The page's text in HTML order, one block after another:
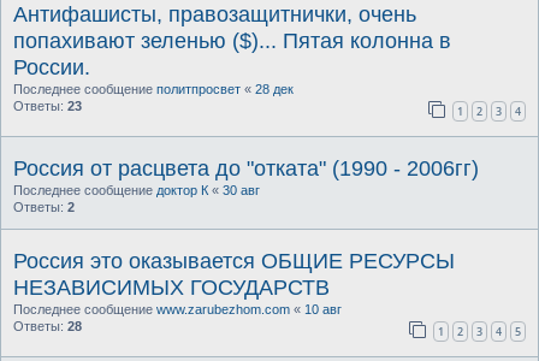
Антифашисты, правозащитнички, очень
попахивают зеленью ($)... Пятая колонна в
России.
Последнее сообщение политпросвет « 28 дек
Ответы: 23 1 2 3 4
Россия от расцвета до "отката" (1990 - 2006гг)
Последнее сообщение доктор К « 30 авг
Ответы: 2
Россия это оказывается ОБЩИЕ РЕСУРСЫ
НЕЗАВИСИМЫХ ГОСУДАРСТВ
Последнее сообщение www.zarubezhom.com « 10 авг
Ответы: 28 1 2 3 4 5